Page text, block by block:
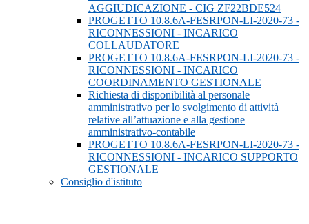
AGGIUDICAZIONE - CIG ZF22BDE524
PROGETTO 10.8.6A-FESRPON-LI-2020-73 -
RICONNESSIONI - INCARICO
COLLAUDATORE
PROGETTO 10.8.6A-FESRPON-LI-2020-73 -
RICONNESSIONI - INCARICO
COORDINAMENTO GESTIONALE
Richiesta di disponibilità al personale
amministrativo per lo svolgimento di attività
relative all’attuazione e alla gestione
amministrativo-contabile
PROGETTO 10.8.6A-FESRPON-LI-2020-73 -
RICONNESSIONI - INCARICO SUPPORTO
GESTIONALE
Consiglio d'istituto